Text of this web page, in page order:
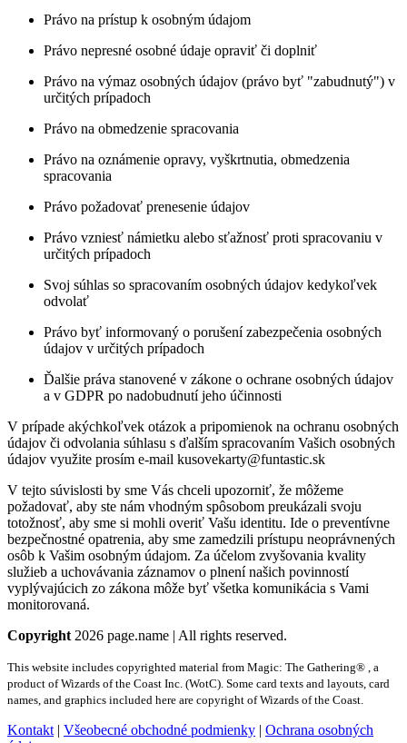
Právo na prístup k osobným údajom
Právo nepresné osobné údaje opraviť či doplniť
Právo na výmaz osobných údajov (právo byť "zabudnutý") v
určitých prípadoch
Právo na obmedzenie spracovania
Právo na oznámenie opravy, vyškrtnutia, obmedzenia
spracovania
Právo požadovať prenesenie údajov
Právo vzniesť námietku alebo sťažnosť proti spracovaniu v
určitých prípadoch
Svoj súhlas so spracovaním osobných údajov kedykoľvek
odvolať
Právo byť informovaný o porušení zabezpečenia osobných
údajov v určitých prípadoch
Ďalšie práva stanovené v zákone o ochrane osobných údajov
a v GDPR po nadobudnutí jeho účinnosti
V prípade akýchkoľvek otázok a pripomienok na ochranu osobných
údajov či odvolania súhlasu s ďalším spracovaním Vašich osobných
údajov využite prosím e-mail kusovekarty@funtastic.sk
V tejto súvislosti by sme Vás chceli upozorniť, že môžeme
požadovať, aby ste nám vhodným spôsobom preukázali svoju
totožnosť, aby sme si mohli overiť Vašu identitu. Ide o preventívne
bezpečnostné opatrenia, aby sme zamedzili prístupu neoprávnených
osôb k Vašim osobným údajom. Za účelom zvyšovania kvality
služieb a uchovávania záznamov o plnení našich povinností
vyplývajúcich zo zákona môže byť všetka komunikácia s Vami
monitorovaná.
Copyright 2026 page.name | All rights reserved.
This website includes copyrighted material from Magic: The Gathering® , a
product of Wizards of the Coast Inc. (WotC). Some card texts and layouts, card
names, and graphics included here are copyright of Wizards of the Coast.
Kontakt | Všeobecné obchodné podmienky | Ochrana osobných